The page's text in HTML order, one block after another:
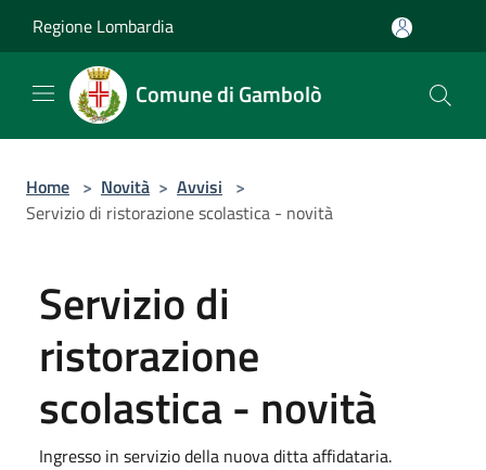
Regione Lombardia
Comune di Gambolò
Home > Novità > Avvisi >
Servizio di ristorazione scolastica - novità
Servizio di
ristorazione
scolastica - novità
Ingresso in servizio della nuova ditta affidataria.